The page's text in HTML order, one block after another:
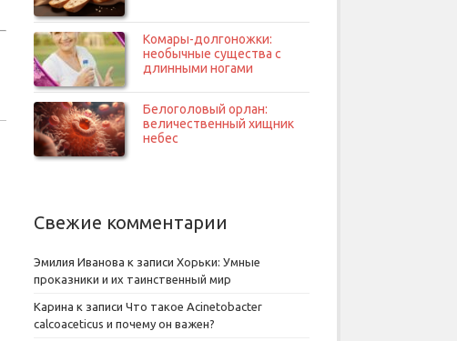
Комары-долгоножки:
необычные существа с
длинными ногами
Белоголовый орлан:
величественный хищник
небес
Свежие комментарии
Эмилия Иванова к записи Хорьки: Умные
проказники и их таинственный мир
Карина к записи Что такое Acinetobacter
calcoaceticus и почему он важен?